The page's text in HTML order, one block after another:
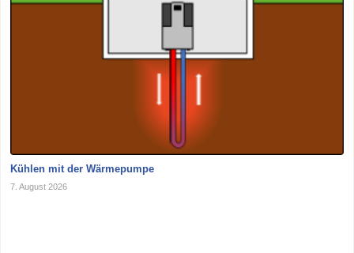
Kühlen mit der Wärmepumpe
7. August 2026